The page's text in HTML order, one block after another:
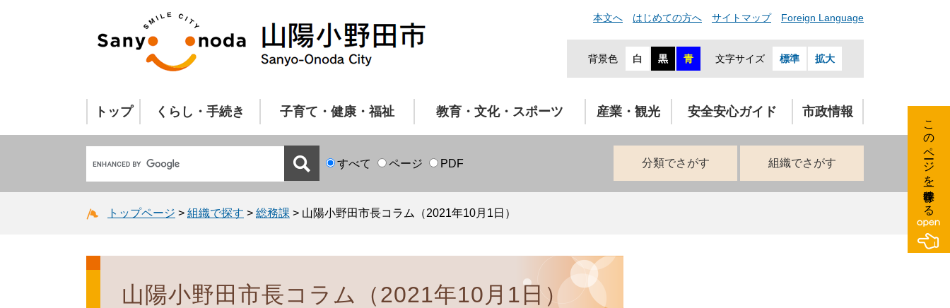
本文へ はじめての方へ サイトマップ Foreign Language
背景色 白 黒 青 文字サイズ 標準 拡大
トップ くらし・手続き 子育て・健康・福祉 教育・文化・スポーツ 産業・観光 安全安心ガイド 市政情報
すべて ページ PDF 分類でさがす 組織でさがす
トップページ > 組織で探す > 総務課 > 山陽小野田市長コラム（2021年10月1日）
山陽小野田市長コラム（2021年10月1日）
このページを一時保存する